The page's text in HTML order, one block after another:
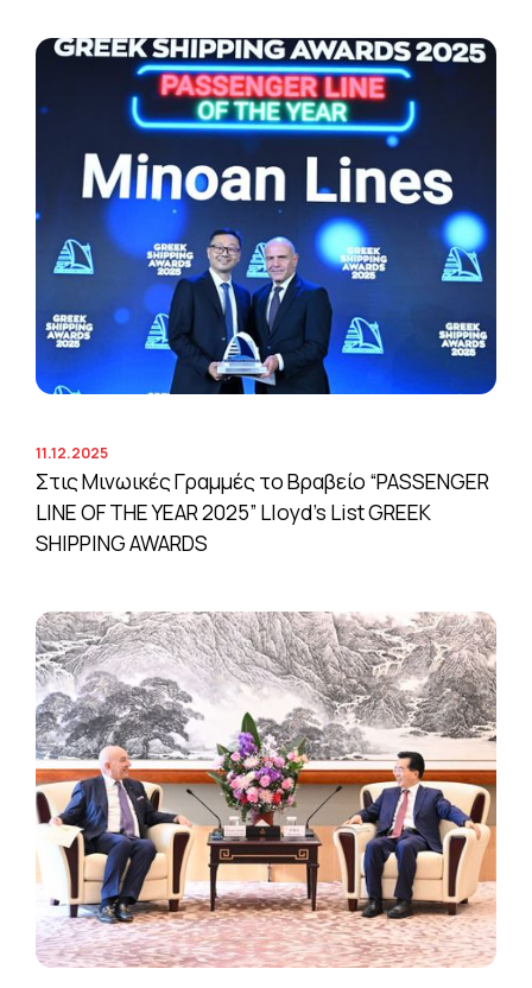
11.12.2025
Στις Μινωικές Γραμμές το Βραβείο “PASSENGER
LINE OF THE YEAR 2025” Lloyd’s List GREEK
SHIPPING AWARDS